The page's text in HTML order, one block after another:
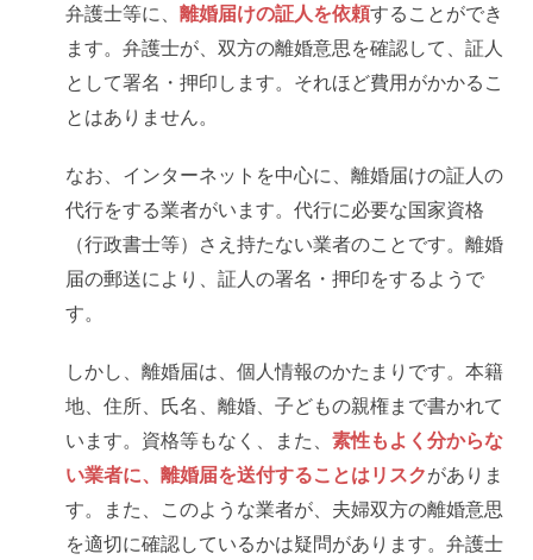
弁護士等に、 離婚届けの証人を依頼することができ
ます。弁護士が、双方の離婚意思を確認して、証人
として署名・押印します。それほど費用がかかるこ
とはありません。
なお、インターネットを中心に、離婚届けの証人の
代行をする業者がいます。代行に必要な国家資格
（行政書士等）さえ持たない業者のことです。離婚
届の郵送により、証人の署名・押印をするようで
す。
しかし、離婚届は、個人情報のかたまりです。本籍
地、住所、氏名、離婚、子どもの親権まで書かれて
います。資格等もなく、また、 素性もよく分からな
い業者に、離婚届を送付することはリスクがありま
す。また、このような業者が、夫婦双方の離婚意思
を適切に確認しているかは疑問があります。弁護士